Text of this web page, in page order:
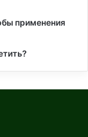
применения